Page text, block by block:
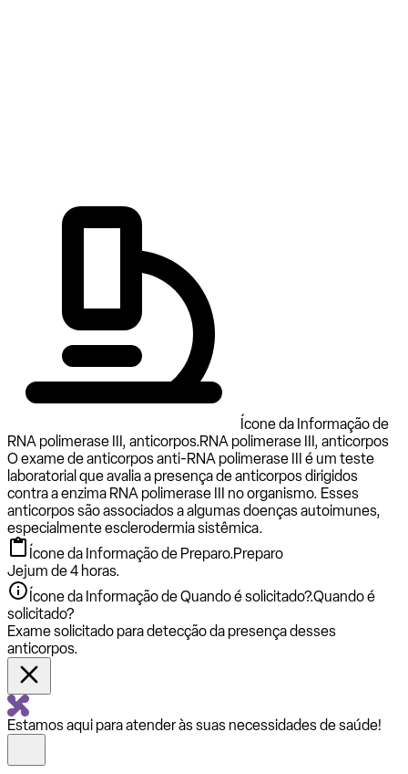
Ícone da Informação de
RNA polimerase III, anticorpos.RNA polimerase III, anticorpos
O exame de anticorpos anti-RNA polimerase III é um teste
laboratorial que avalia a presença de anticorpos dirigidos
contra a enzima RNA polimerase III no organismo. Esses
anticorpos são associados a algumas doenças autoimunes,
especialmente esclerodermia sistêmica.
Ícone da Informação de Preparo.Preparo
Jejum de 4 horas.
Ícone da Informação de Quando é solicitado?.Quando é
solicitado?
Exame solicitado para detecção da presença desses
anticorpos.
Estamos aqui para atender às suas necessidades de saúde!